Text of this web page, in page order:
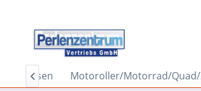
Kissen Motoroller/Motorrad/
